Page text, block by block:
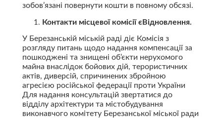
зобов’язані повернути кошти в повному обсязі.
Контакти місцевої комісії єВідновлення.
У Березанській міській раді діє Комісія з
розгляду питань щодо надання компенсації за
пошкоджені та знищені об’єкти нерухомого
майна внаслідок бойових дій, терористичних
актів, диверсій, спричинених збройною
агресією російської федерації проти України
Для надання консультацій звертатися до
відділу архітектури та містобудування
виконавчого комітету Березанської міської ради